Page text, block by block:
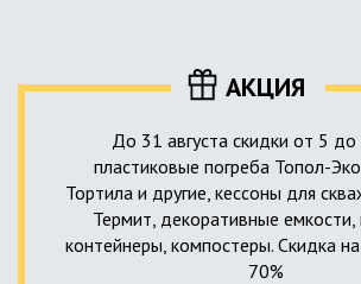
до выгребной ямы, септика или станции
АКЦИЯ
До 31 августа скидки от 5 до
пластиковые погреба Топол-
Тортила и другие, кессоны для
Термит, декоративные
контейнеры, компостеры. Скидка
70%